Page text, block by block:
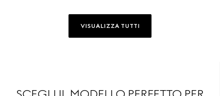
VISUALIZZA TUTTI